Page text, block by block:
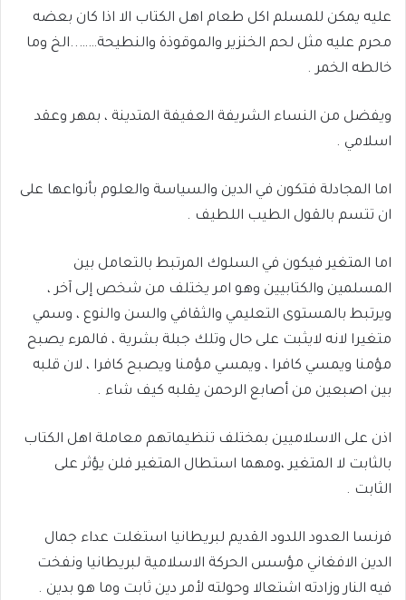
عليه يمكن للمسلم اكل طعام اهل الكتاب الا اذا كان بعضه
محرم عليه مثل لحم الخنزير والموقوذة والنطيحة……..الخ وما
خالطه الخمر .
ويفضل من النساء الشريفة العفيفة المتدينة ، بمهر وعقد
اسلامي .
اما المجادلة فتكون في الدين والسياسة والعلوم بأنواعها على
ان تتسم بالقول الطيب اللطيف .
اما المتغير فيكون في السلوك المرتبط بالتعامل بين
المسلمين والكتابيين وهو امر يختلف من شخص إلى آخر ،
ويرتبط بالمستوى التعليمي والثقافي والسن والنوع ، وسمي
متغيرا لانه لايثبت على حال وتلك جبلة بشرية ، فالمرء يصبح
مؤمنا ويمسي كافرا ، ويمسي مؤمنا ويصبح كافرا ، لان قلبه
بين اصبعين من أصابع الرحمن يقلبه كيف شاء .
اذن على الاسلاميين بمختلف تنظيماتهم معاملة اهل الكتاب
بالثابت لا المتغير ،ومهما استطال المتغير فلن يؤثر على
الثابت .
فرنسا العدود اللدود القديم لبريطانيا استغلت عداء جمال
الدين الافغاني مؤسس الحركة الاسلامية لبريطانيا ونفخت
فيه النار وزادته اشتعالا وحولته لأمر دين ثابت وما هو بدين .